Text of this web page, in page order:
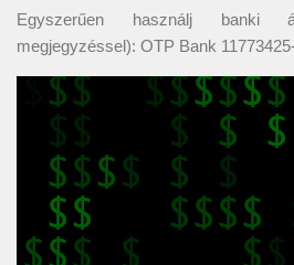
Egyszerűen használj banki
megjegyzéssel): OTP Bank